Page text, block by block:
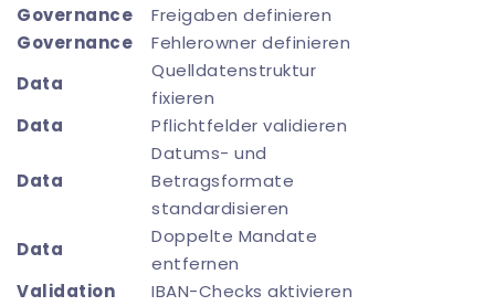
Governance
Freigaben definieren
Governance
Fehlerowner definieren
Data
Quelldatenstruktur
fixieren
Data
Pflichtfelder validieren
Data
Datums- und
Betragsformate
standardisieren
Data
Doppelte Mandate
entfernen
Validation
IBAN-Checks aktivieren